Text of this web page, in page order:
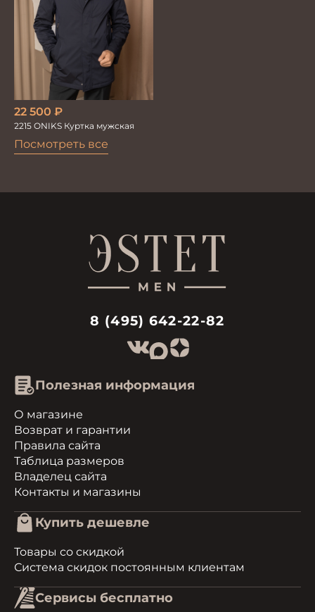
Посмотреть все
22 500 ₽
2215 ONIKS Куртка мужская
8 (495) 642-22-82
Полезная информация
О магазине
Возврат и гарантии
Правила сайта
Таблица размеров
Владелец сайта
Контакты и магазины
Купить дешевле
Товары со скидкой
Система скидок постоянным клиентам
Сервисы бесплатно